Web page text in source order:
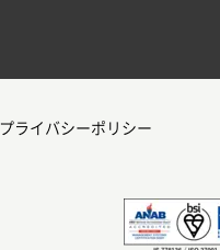
プライバシーポリシー